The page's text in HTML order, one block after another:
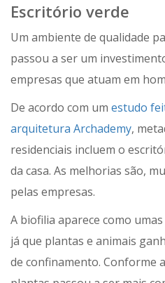
Escritório verde
Um ambiente de qualidade
passou a ser um
empresas que atuam em
De acordo com um estudo
arquitetura Archademy,
residenciais incluem o
da casa. As melhorias são,
pelas empresas.
A biofilia aparece como
já que plantas e animais
de confinamento. Conforme